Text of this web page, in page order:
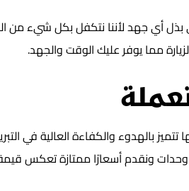
أي جهد لأننا نتكفل بكل شيء من
مما يوفر عليك الوقت والجهد.
تتميز بالهدوء والكفاءة العالية
ونقدم أسعارًا ممتازة تعكس قيمة